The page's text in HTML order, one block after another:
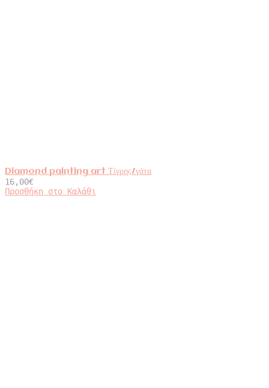
Diamond painting art Τίγρης/γάτα
16,00€
Προσθήκη στο Καλάθι